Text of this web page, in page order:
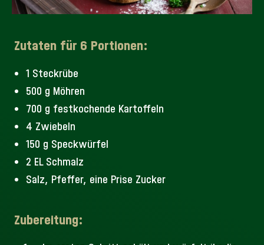
Zutaten für 6 Portionen:
1 Steckrübe
500 g Möhren
700 g festkochende Kartoffeln
4 Zwiebeln
150 g Speckwürfel
2 EL Schmalz
Salz, Pfeffer, eine Prise Zucker
Zubereitung: